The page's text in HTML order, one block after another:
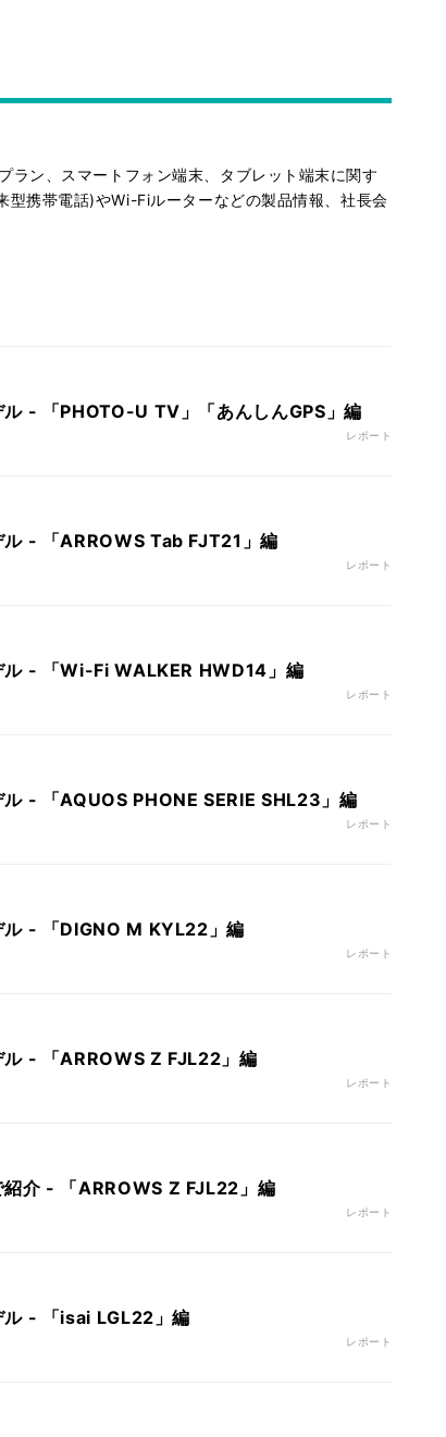
ラン、スマートフォン端末、タブレット端末に関す
携帯電話)やWi-Fiルーターなどの製品情報、社長会
- 「PHOTO-U TV」「あんしんGPS」編
レポート
- 「ARROWS Tab FJT21」編
レポート
- 「Wi-Fi WALKER HWD14」編
レポート
- 「AQUOS PHONE SERIE SHL23」編
レポート
- 「DIGNO M KYL22」編
レポート
- 「ARROWS Z FJL22」編
レポート
介 - 「ARROWS Z FJL22」編
レポート
- 「isai LGL22」編
レポート